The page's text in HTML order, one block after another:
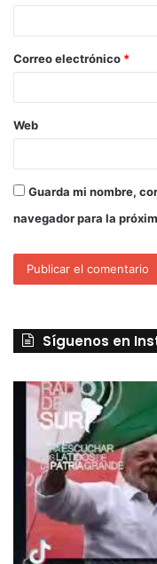
Correo electrónico *
Web
Guarda mi nombre,
navegador para la
Síguenos en